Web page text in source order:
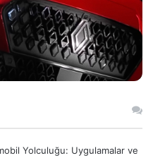
Yolculuğu: Uygulamalar ve